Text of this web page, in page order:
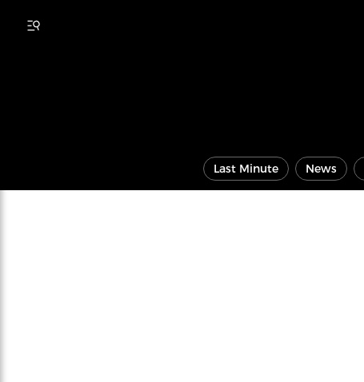
Last Minute News